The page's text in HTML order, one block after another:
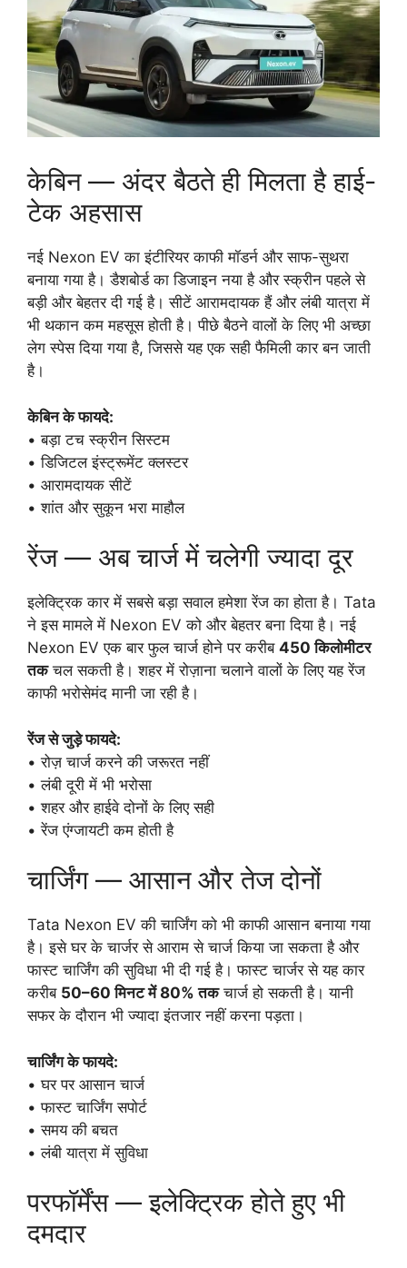
केबिन — अंदर बैठते ही मिलता है हाई-
टेक अहसास
नई Nexon EV का इंटीरियर काफी मॉडर्न और साफ-सुथरा
बनाया गया है। डैशबोर्ड का डिजाइन नया है और स्क्रीन पहले से
बड़ी और बेहतर दी गई है। सीटें आरामदायक हैं और लंबी यात्रा में
भी थकान कम महसूस होती है। पीछे बैठने वालों के लिए भी अच्छा
लेग स्पेस दिया गया है, जिससे यह एक सही फैमिली कार बन जाती
है।
केबिन के फायदे:
• बड़ा टच स्क्रीन सिस्टम
• डिजिटल इंस्ट्रूमेंट क्लस्टर
• आरामदायक सीटें
• शांत और सुकून भरा माहौल
रेंज — अब चार्ज में चलेगी ज्यादा दूर
इलेक्ट्रिक कार में सबसे बड़ा सवाल हमेशा रेंज का होता है। Tata
ने इस मामले में Nexon EV को और बेहतर बना दिया है। नई
Nexon EV एक बार फुल चार्ज होने पर करीब 450 किलोमीटर
तकचल सकती है। शहर में रोज़ाना चलाने वालों के लिए यह रेंज
काफी भरोसेमंद मानी जा रही है।
रेंज से जुड़े फायदे:
• रोज़ चार्ज करने की जरूरत नहीं
• लंबी दूरी में भी भरोसा
• शहर और हाईवे दोनों के लिए सही
• रेंज एंग्जायटी कम होती है
चार्जिंग — आसान और तेज दोनों
Tata Nexon EV की चार्जिंग को भी काफी आसान बनाया गया
है। इसे घर के चार्जर से आराम से चार्ज किया जा सकता है और
फास्ट चार्जिंग की सुविधा भी दी गई है। फास्ट चार्जर से यह कार
करीब 50–60 मिनट में 80% तकचार्ज हो सकती है। यानी
सफर के दौरान भी ज्यादा इंतजार नहीं करना पड़ता।
चार्जिंग के फायदे:
• घर पर आसान चार्ज
• फास्ट चार्जिंग सपोर्ट
• समय की बचत
• लंबी यात्रा में सुविधा
परफॉर्मेंस — इलेक्ट्रिक होते हुए भी
दमदार